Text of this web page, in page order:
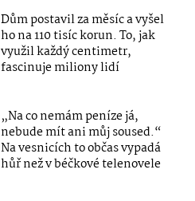
Dům postavil za měsíc a vyšel
ho na 110 tisíc korun. To, jak
využil každý centimetr,
fascinuje miliony lidí
„Na co nemám peníze já,
nebude mít ani můj soused.“
Na vesnicích to občas vypadá
hůř než v béčkové telenovele